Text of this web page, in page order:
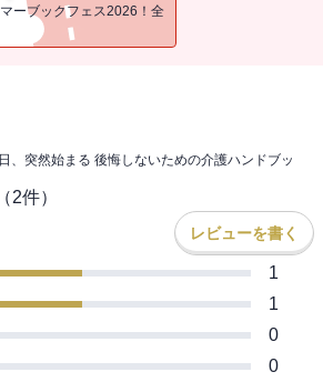
ーブックフェス2026！全
、突然始まる 後悔しないための介護ハンドブッ
（2件）
レビューを書く
1
1
0
0